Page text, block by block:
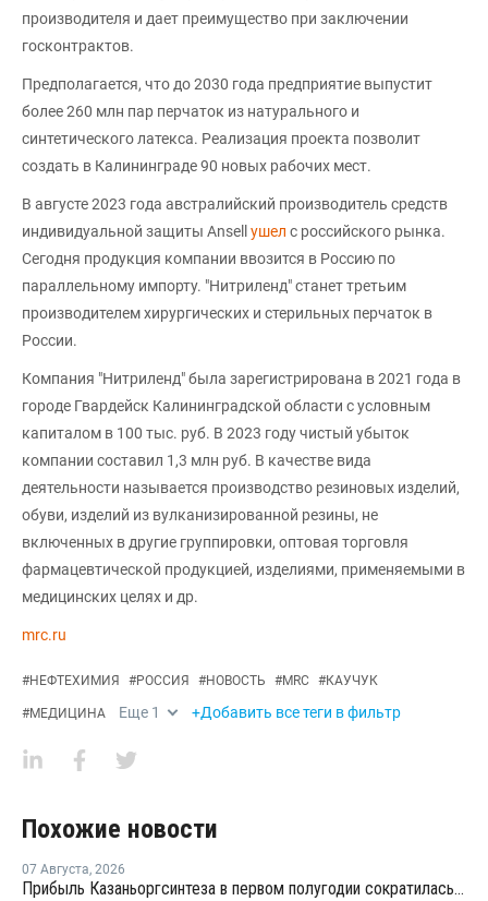
производителя и дает преимущество при заключении
госконтрактов.
Предполагается, что до 2030 года предприятие выпустит
более 260 млн пар перчаток из натурального и
синтетического латекса. Реализация проекта позволит
создать в Калининграде 90 новых рабочих мест.
В августе 2023 года австралийский производитель средств
индивидуальной защиты Ansellушел с российского рынка.
Сегодня продукция компании ввозится в Россию по
параллельному импорту. "Нитриленд" станет третьим
производителем хирургических и стерильных перчаток в
России.
Компания "Нитриленд" была зарегистрирована в 2021 года в
городе Гвардейск Калининградской области с условным
капиталом в 100 тыс. руб. В 2023 году чистый убыток
компании составил 1,3 млн руб. В качестве вида
деятельности называется производство резиновых изделий,
обуви, изделий из вулканизированной резины, не
включенных в другие группировки, оптовая торговля
фармацевтической продукцией, изделиями, применяемыми в
медицинских целях и др.
mrc.ru
#НЕФТЕХИМИЯ #РОССИЯ #НОВОСТЬ #MRC #КАУЧУК
#МЕДИЦИНА Еще 1 +Добавить все теги в фильтр
Похожие новости
07 Августа, 2026
Прибыль Казаньоргсинтеза в первом полугодии сократилась более чем в 2 раза